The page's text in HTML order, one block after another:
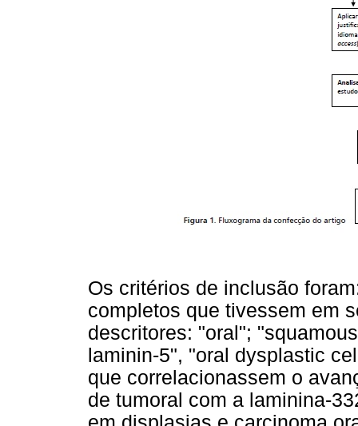
Os critérios de inclusão
completos que tivessem em
descritores: "oral";
laminin-5", "oral dysplastic
que correlacionassem o
de tumoral com a laminina-